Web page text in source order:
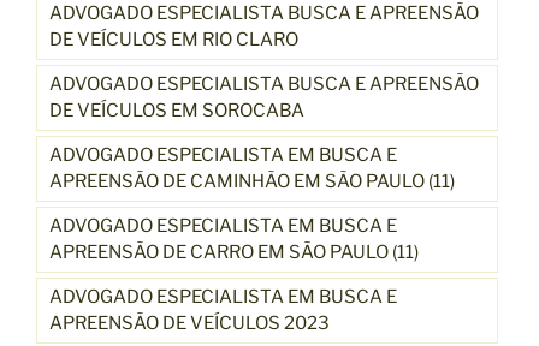
ADVOGADO ESPECIALISTA BUSCA E APREENSÃO
DE VEÍCULOS EM RIO CLARO
ADVOGADO ESPECIALISTA BUSCA E APREENSÃO
DE VEÍCULOS EM SOROCABA
ADVOGADO ESPECIALISTA EM BUSCA E
APREENSÃO DE CAMINHÃO EM SÃO PAULO (11)
ADVOGADO ESPECIALISTA EM BUSCA E
APREENSÃO DE CARRO EM SÃO PAULO (11)
ADVOGADO ESPECIALISTA EM BUSCA E
APREENSÃO DE VEÍCULOS 2023